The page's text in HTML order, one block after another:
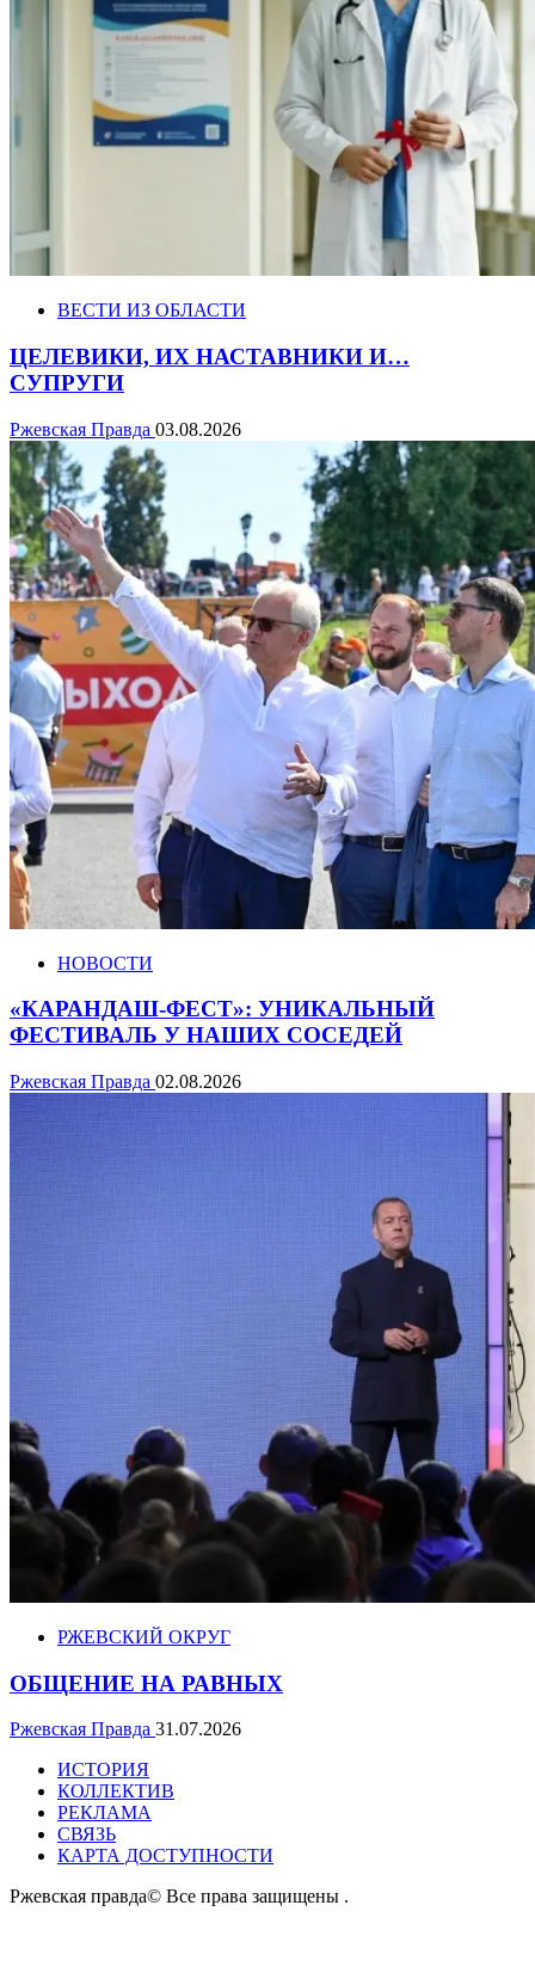
ВЕСТИ ИЗ ОБЛАСТИ
ЦЕЛЕВИКИ, ИХ НАСТАВНИКИ И…
СУПРУГИ
Ржевская Правда 03.08.2026
НОВОСТИ
«КАРАНДАШ-ФЕСТ»: УНИКАЛЬНЫЙ
ФЕСТИВАЛЬ У НАШИХ СОСЕДЕЙ
Ржевская Правда 02.08.2026
РЖЕВСКИЙ ОКРУГ
ОБЩЕНИЕ НА РАВНЫХ
Ржевская Правда 31.07.2026
ИСТОРИЯ
КОЛЛЕКТИВ
РЕКЛАМА
СВЯЗЬ
КАРТА ДОСТУПНОСТИ
Ржевская правда© Все права защищены .